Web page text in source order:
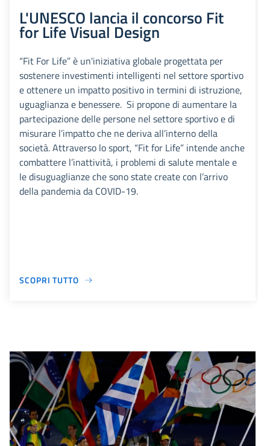
L'UNESCO lancia il concorso Fit
for Life Visual Design
“Fit For Life” è un'iniziativa globale progettata per
sostenere investimenti intelligenti nel settore sportivo
e ottenere un impatto positivo in termini di istruzione,
uguaglianza e benessere. Si propone di aumentare la
partecipazione delle persone nel settore sportivo e di
misurare l’impatto che ne deriva all’interno della
società. Attraverso lo sport, “Fit for Life” intende anche
combattere l’inattività, i problemi di salute mentale e
le disuguaglianze che sono state create con l’arrivo
della pandemia da COVID-19.
SCOPRI TUTTO